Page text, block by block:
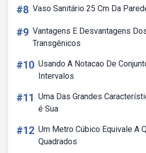
#8 Vaso Sanitário 25 Cm Da
#9 Vantagens E Desvantagens
Transgênicos
#10 Usando A Notacao De
Intervalos
#11 Uma Das Grandes
é Sua
#12 Um Metro Cúbico Equivale A
Quadrados